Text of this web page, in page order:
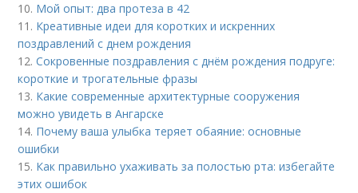
10. Мой опыт: два протеза в 42
11. Креативные идеи для коротких и искренних
поздравлений с днем рождения
12.Сокровенные поздравления с днём рождения подруге:
короткие и трогательные фразы
13. Какие современные архитектурные сооружения
можно увидеть в Ангарске
14. Почему ваша улыбка теряет обаяние: основные
ошибки
15. Как правильно ухаживать за полостью рта: избегайте
этих ошибок